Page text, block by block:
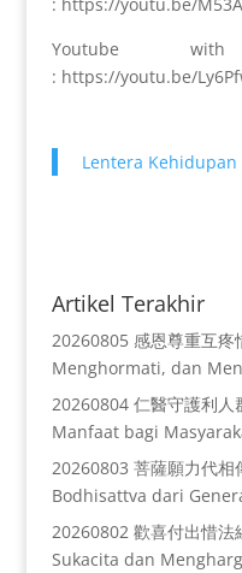
Youtube
: https://youtu.be/
Lentera Kehidupan
Artikel Terakhir
20260805 感恩尊重互
Menghormati, dan
20260804 仁醫守護利
Manfaat bagi
20260803 菩薩願力代
Bodhisattva dari
20260802 歡喜付出惜
Sukacita dan